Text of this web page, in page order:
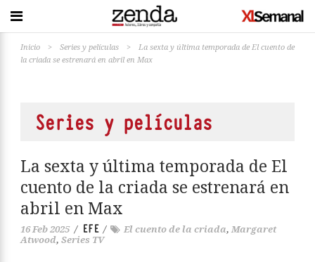
Inicio > Series y películas >
La sexta y última temporada de El cuento de
la criada se estrenará en abril en Max
Series y películas
La sexta y última temporada de El
cuento de la criada se estrenará en
abril en Max
16 Feb 2025 / EFE / El cuento de la criada, Margaret
Atwood, Series TV